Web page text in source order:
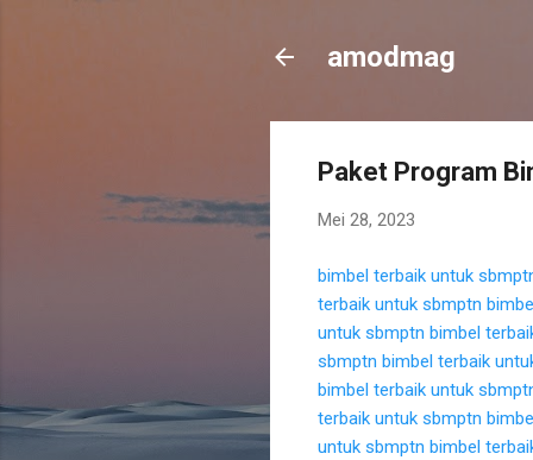
amodmag
Paket Program
Mei 28, 2023
bimbel terbaik untuk
terbaik untuk sbmptn
untuk sbmptn bimbel
sbmptn bimbel terbaik
bimbel terbaik untuk
terbaik untuk sbmptn
untuk sbmptn bimbel